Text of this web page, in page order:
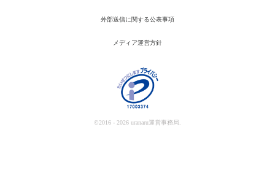
外部送信に関する公表事項
メディア運営方針
©2016 - 2026 uranaru運営事務局.